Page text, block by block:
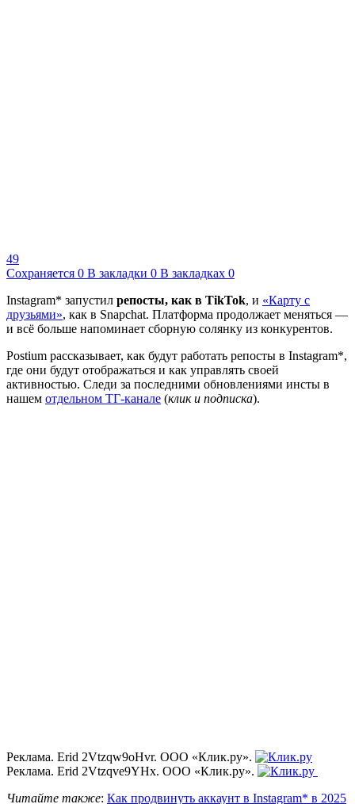
49
Сохраняется 0 В закладки 0 В закладках 0
Instagram* запустил репосты, как в TikTok, и «Карту с
друзьями», как в Snapchat. Платформа продолжает меняться —
и всё больше напоминает сборную солянку из конкурентов.
Postium рассказывает, как будут работать репосты в Instagram*,
где они будут отображаться и как управлять своей
активностью. Следи за последними обновлениями инсты в
нашем отдельном ТГ-канале (клик и подписка).
Реклама. Erid 2Vtzqw9oHvr. ООО «Клик.ру».
Реклама. Erid 2Vtzqve9YHx. ООО «Клик.ру».
Читайте также: Как продвинуть аккаунт в Instagram* в 2025